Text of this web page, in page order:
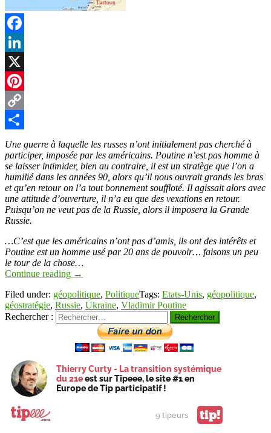
Facebook
LinkedIn
X
Pinterest
Copy
Link
Partager
Une guerre à laquelle les russes n’ont initialement pas cherché à
participer, imposée par les américains. Poutine n’est pas homme à
se laisser intimider, bien au contraire, il est un stratège que l’on a
humilié dans les années 90, alors qu’il nous ouvrait grands les bras
et qu’en retour on l’a tout bonnement souffloté. Il agissait alors avec
une attitude d’ouverture, il n’a eu que des vexations en retour.
Puisqu’on ne veut pas de la Russie, alors il imposera la Grande
Russie.
…C’est que les américains n’ont pas d’amis, ils ont des intérêts et
Poutine est un homme usé par 20 ans de pouvoir… faisons un peu
le tour de la chose…
Continue reading →
Filed under: géopolitique, PolitiqueTags: Etats-Unis, géopolitique,
géostratégie, Russie, Ukraine, Vladimir Poutine
Rechercher :
Thierry Curty - La transition systémique
du 21eest sur Tipeee, le site #1 en
Europe de Tip participatif !
9 tipeurs tip!